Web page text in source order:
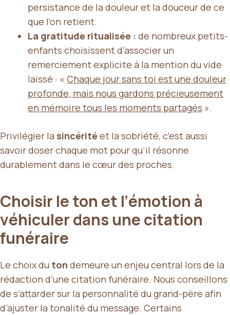
persistance de la douleur et la douceur de ce
que l’on retient.
La gratitude ritualisée : de nombreux petits-
enfants choisissent d’associer un
remerciement explicite à la mention du vide
laissé : « Chaque jour sans toi est une douleur
profonde, mais nous gardons précieusement
en mémoire tous les moments partagés ».
Privilégier la sincérité et la sobriété, c’est aussi
savoir doser chaque mot pour qu’il résonne
durablement dans le cœur des proches.
Choisir le ton et l’émotion à
véhiculer dans une citation
funéraire
Le choix du ton demeure un enjeu central lors de la
rédaction d’une citation funéraire. Nous conseillons
de s’attarder sur la personnalité du grand-père afin
d’ajuster la tonalité du message. Certains